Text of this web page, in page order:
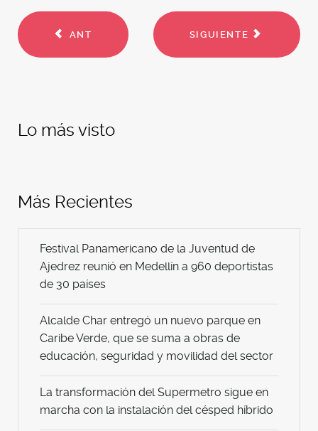
ANT SIGUIENTE
Lo más visto
Más Recientes
Festival Panamericano de la Juventud de
Ajedrez reunió en Medellín a 960 deportistas
de 30 países
Alcalde Char entregó un nuevo parque en
Caribe Verde, que se suma a obras de
educación, seguridad y movilidad del sector
La transformación del Supermetro sigue en
marcha con la instalación del césped híbrido